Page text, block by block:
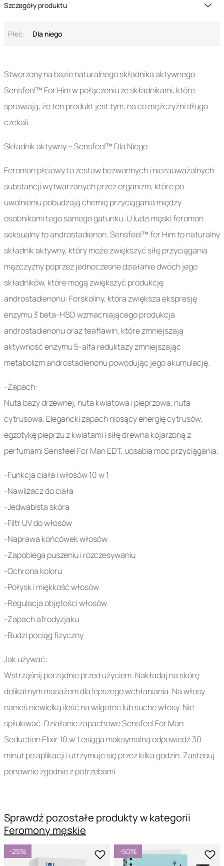
Stworzony na bazie naturalnego składnika aktywnego
Sensfeel™ For Him w połączeniu ze składnikami, które
sprawiają, że ten produkt jest tym, na co mężczyźni długo
czekali.
Składnik aktywny – Sensfeel™ Dla Niego
Feromon płciowy to zestaw bezwonnych i niezauważalnych
substancji wytwarzanych przez organizm, które po
uwolnieniu pobudzają chemię przyciągania między
osobnikami tego samego gatunku. U ludzi męski feromon
seksualny to androstadienon. Sensfeel™ for Him to naturalny
składnik aktywny, który może zwiększyć siłę przyciągania
mężczyzny poprzez jednoczesne działanie dwóch jego
składników, które mogą zwiększyć produkcję
androstadienonu: Forskoliny, która zwiększa ekspresję
enzymu 3 beta-HSD wzmacniającego produkcja
androstadienonu oraz teaflawin, które zmniejszają
aktywność enzymu 5-alfa reduktazy zmniejszając
metabolizm androstadienonu powodując jego akumulację.
-Zapach:
Nuta bazy drzewnej, nuta kwiatowa i pieprzowa, nuta
cytrusowa. Elegancki zapach niosący energię cytrusów,
egzotykę pieprzu z kwiatami i siłę drewna kojarzoną z
perfumami Sensfeel For Man EDT, uosabia moc przyciągania.
-Funkcja ciała i włosów 10 w 1
-Nawilżacz do ciała
-Jedwabista skóra
-Filtr UV do włosów
-Naprawa końcówek włosów
-Zapobiega puszeniu i rozczesywaniu
-Ochrona koloru
-Połysk i miękkość włosów
-Regulacja objętości włosów
-Zapach afrodyzjaku
-Budzi pociąg fizyczny
Jak używać:
Wstrząśnij porządnie przed użyciem. Nakładaj na skórę
delikatnym masażem dla lepszego wchłaniania. Na włosy
nanieś niewielką ilość na wilgotne lub suche włosy. Nie
spłukiwać. Działanie zapachowe Sensfeel For Man
Seduction Elixir 10 w 1 osiąga maksymalną odpowiedź 30
minut po aplikacji i utrzymuje się przez kilka godzin. Zastosuj
ponownie zgodnie z potrzebami.
Szczegóły produktu
Płeć: Dla niego
Sprawdź pozostałe produkty w kategorii
Feromony męskie
-25% -50%